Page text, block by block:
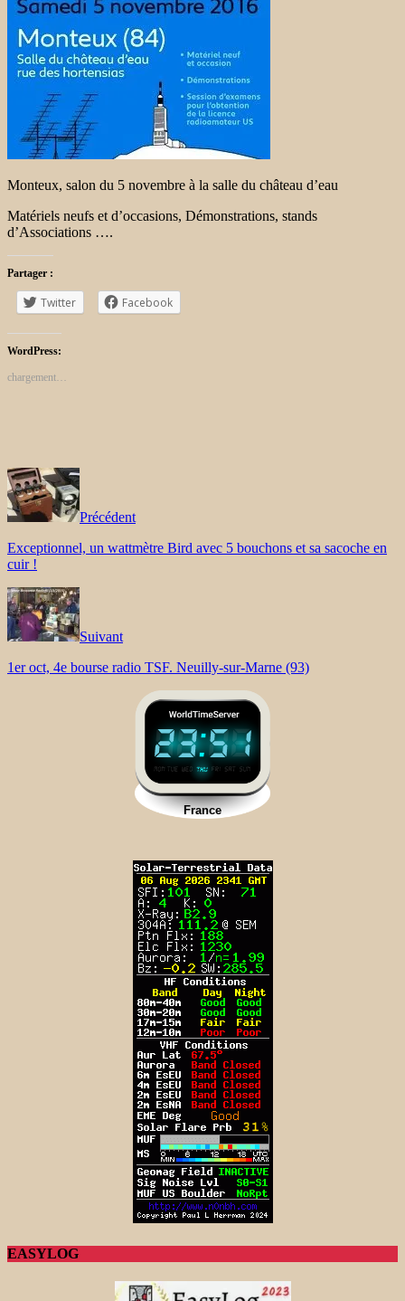
Monteux, salon du 5 novembre à la salle du château d’eau
Matériels neufs et d’occasions, Démonstrations, stands
d’Associations ….
Partager :
Twitter Facebook
WordPress:
chargement…
Précédent
Exceptionnel, un wattmètre Bird avec 5 bouchons et sa sacoche en
cuir !
Suivant
1er oct, 4e bourse radio TSF. Neuilly-sur-Marne (93)
EASYLOG